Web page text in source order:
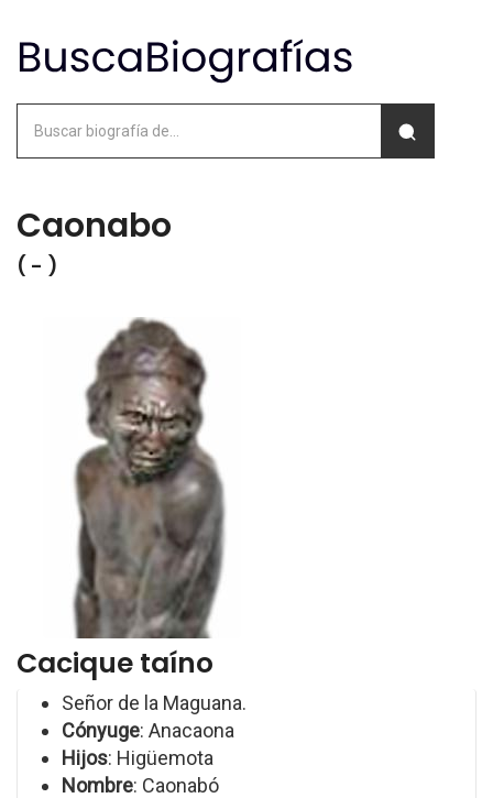
Caonabo
( - )
Cacique taíno
Señor de la Ma­guana.
Cónyuge: Anacaona
Hijos: Higüemota
Nombre: Caonabó